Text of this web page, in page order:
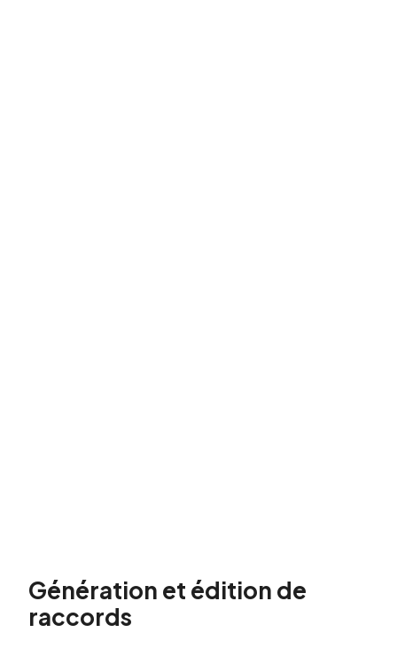
Génération et édition de
raccords